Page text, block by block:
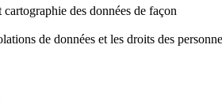
des données de façon
de données et les droits des